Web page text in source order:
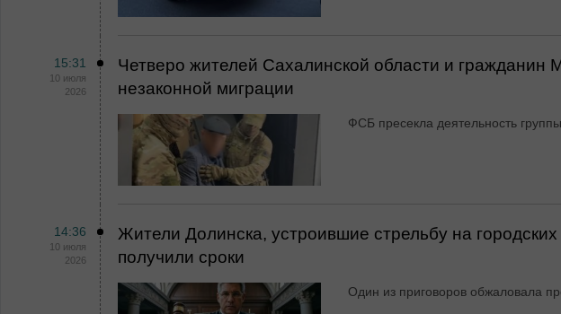
15:31
10 июля
2026
Четверо жителей Сахалинской области и гражданин
незаконной миграции
ФСБ пресекла деятельность группы
14:36
10 июля
2026
Жители Долинска, устроившие стрельбу на городских
получили сроки
Один из приговоров обжаловала